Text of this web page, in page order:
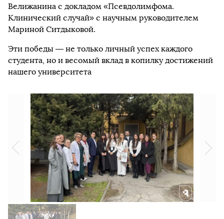
Велижанина с докладом «Псевдолимфома.
Клинический случай» с научным руководителем
Мариной Ситдыковой.
Эти победы — не только личный успех каждого
студента, но и весомый вклад в копилку достижений
нашего университета